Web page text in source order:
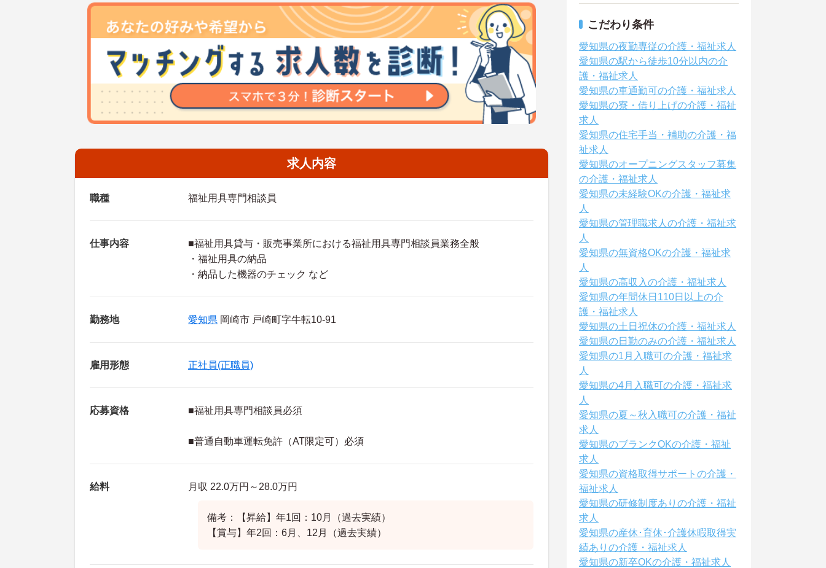
求人内容
職種 福祉用具専門相談員
仕事内容
■福祉用具貸与・販売事業所における福祉用具専門相談員業務全般
・福祉用具の納品
・納品した機器のチェック など
勤務地 愛知県 岡崎市 戸崎町字牛転10-91
雇用形態 正社員(正職員)
応募資格 ■福祉用具専門相談員必須
■普通自動車運転免許（AT限定可）必須
給料 月収 22.0万円～28.0万円
備考：【昇給】年1回：10月（過去実績）
【賞与】年2回：6月、12月（過去実績）
こだわり条件
愛知県の夜勤専従の介護・福祉求人
愛知県の駅から徒歩10分以内の介
護・福祉求人
愛知県の車通勤可の介護・福祉求人
愛知県の寮・借り上げの介護・福祉
求人
愛知県の住宅手当・補助の介護・福
祉求人
愛知県のオープニングスタッフ募集
の介護・福祉求人
愛知県の未経験OKの介護・福祉求
人
愛知県の管理職求人の介護・福祉求
人
愛知県の無資格OKの介護・福祉求
人
愛知県の高収入の介護・福祉求人
愛知県の年間休日110日以上の介
護・福祉求人
愛知県の土日祝休の介護・福祉求人
愛知県の日勤のみの介護・福祉求人
愛知県の1月入職可の介護・福祉求
人
愛知県の4月入職可の介護・福祉求
人
愛知県の夏～秋入職可の介護・福祉
求人
愛知県のブランクOKの介護・福祉
求人
愛知県の資格取得サポートの介護・
福祉求人
愛知県の研修制度ありの介護・福祉
求人
愛知県の産休･育休･介護休暇取得実
績ありの介護・福祉求人
愛知県の新卒OKの介護・福祉求人